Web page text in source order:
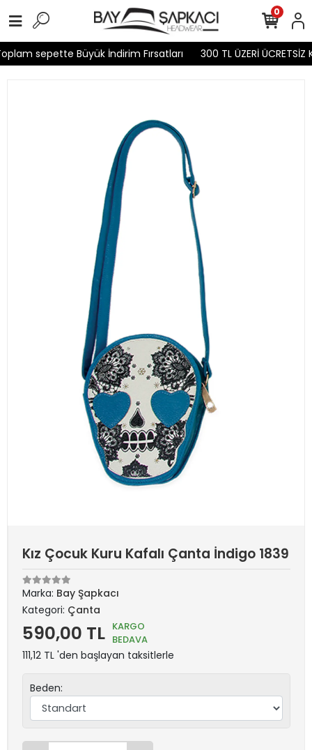
sepette Büyük İndirim Fırsatları 300 TL ÜZERİ ÜCRETSİZ
0
Kız Çocuk Kuru Kafalı Çanta İndigo 1839
Marka: Bay Şapkacı
Kategori: Çanta
590,00 TL KARGO
BEDAVA
111,12 TL 'den başlayan taksitlerle
Beden: